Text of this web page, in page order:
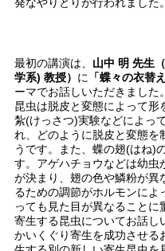
最初の講演は、 山中 明 先生
学系) 教授） に 「蝶々の衣替
ーマでお話しいただきました。
昆虫は脱皮と変態によって
紮(けっさつ)実験などによっ
れ、どのように脱皮と変態を
うです。また、蝶の翅(はね)
す。アゲハチョウなどは幼虫
が決まり、翅の色や鱗粉が異
るための調節がホルモンによ
っても見た目が異なることに
寄生する昆虫についてお話し
かいくぐり寄生を成功させる